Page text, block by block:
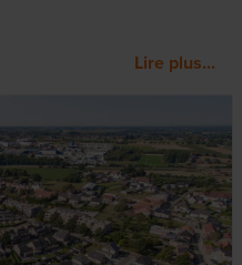
Lire plus...